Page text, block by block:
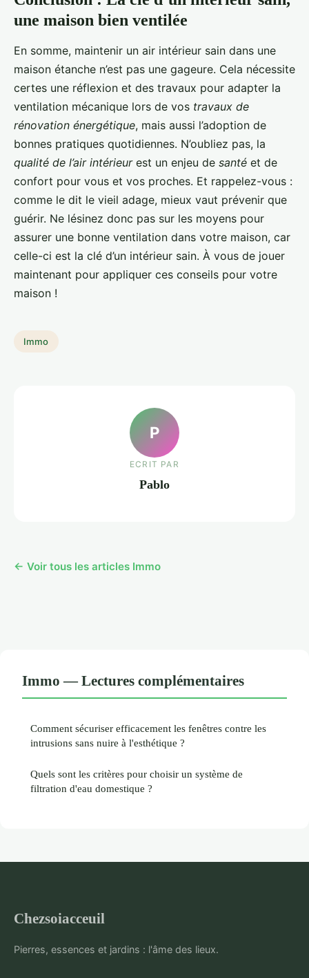
une maison bien ventilée
En somme, maintenir un air intérieur sain dans une
maison étanche n’est pas une gageure. Cela nécessite
certes une réflexion et des travaux pour adapter la
ventilation mécanique lors de vos travaux de
rénovation énergétique, mais aussi l’adoption de
bonnes pratiques quotidiennes. N’oubliez pas, la
qualité de l’air intérieurest un enjeu de santé et de
confort pour vous et vos proches. Et rappelez-vous :
comme le dit le vieil adage, mieux vaut prévenir que
guérir. Ne lésinez donc pas sur les moyens pour
assurer une bonne ventilation dans votre maison, car
celle-ci est la clé d’un intérieur sain. À vous de jouer
maintenant pour appliquer ces conseils pour votre
maison !
Immo
P
ECRIT PAR
Pablo
← Voir tous les articles Immo
Immo — Lectures complémentaires
Comment sécuriser efficacement les fenêtres contre les
intrusions sans nuire à l'esthétique ?
Quels sont les critères pour choisir un système de
filtration d'eau domestique ?
Chezsoiacceuil
Pierres, essences et jardins : l'âme des lieux.